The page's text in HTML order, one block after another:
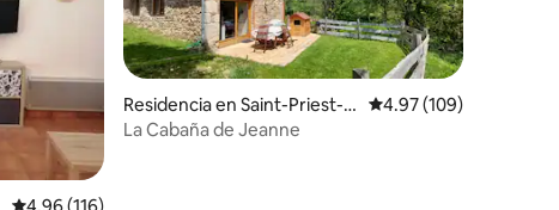
Residencia en Saint-Priest-d
es-Champs
Calificación promedio:
4.97 (109)
La Cabaña de Jeanne